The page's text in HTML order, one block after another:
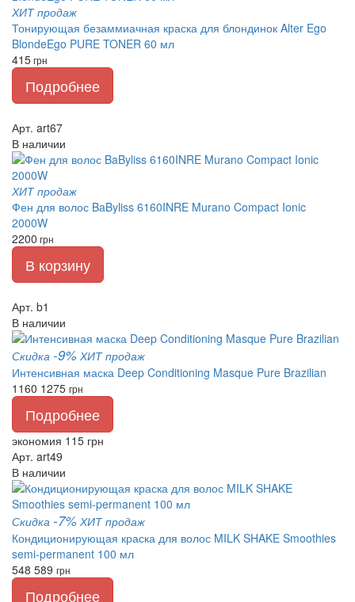
ХИТ продаж
Тонирующая безаммиачная краска для блондинок Alter Ego
BlondeEgo PURE TONER 60 мл
415грн
Подробнее
Арт. art67
В наличии
ХИТ продаж
Фен для волос BaByliss 6160INRE Murano Compact Ionic
2000W
2200 грн
В корзину
Арт. b1
В наличии
Скидка -9% ХИТ продаж
Интенсивная маска Deep Conditioning Masque Pure Brazilian
1160 1275 грн
Подробнее
экономия 115 грн
Арт. art49
В наличии
Скидка -7% ХИТ продаж
Кондиционирующая краска для волос MILK SHAKE Smoothies
semi-permanent 100 мл
548 589 грн
Подробнее